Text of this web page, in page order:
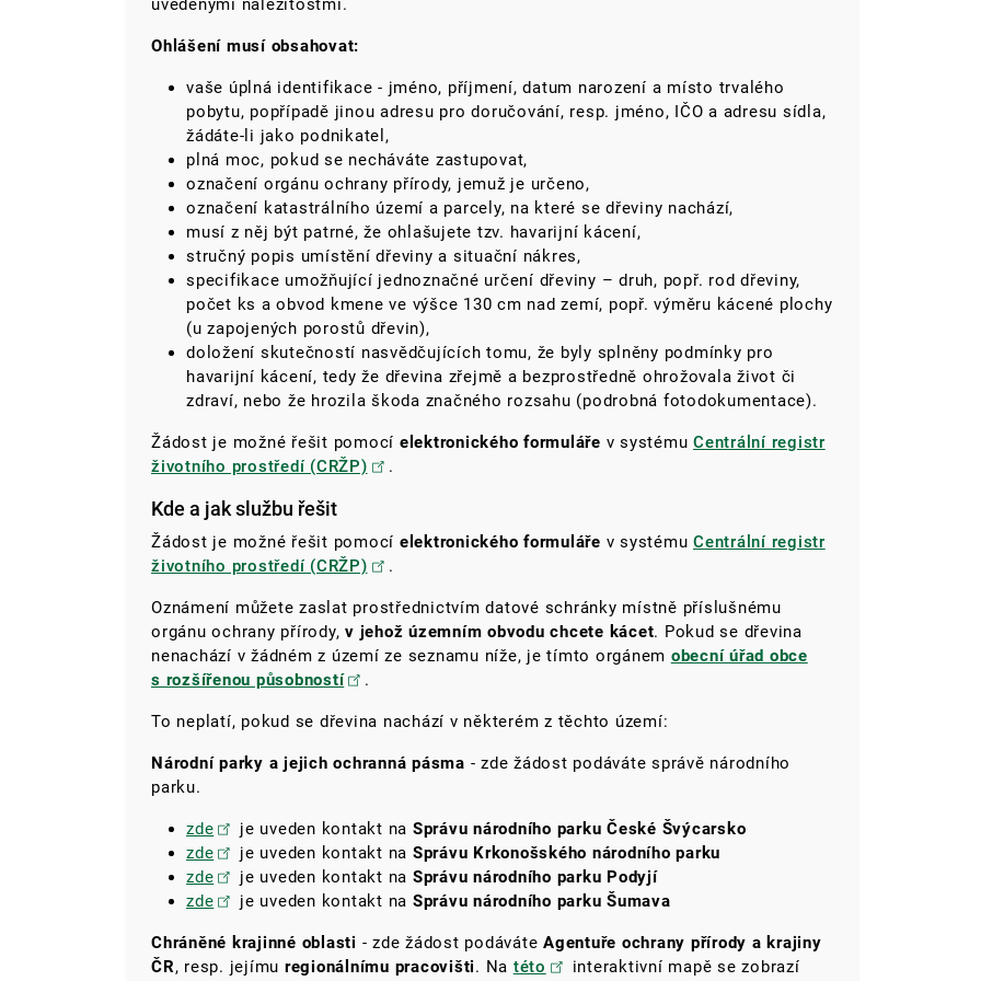
uvedenými náležitostmi.
Ohlášení musí obsahovat:
vaše úplná identifikace - jméno, příjmení, datum narození a místo trvalého
pobytu, popřípadě jinou adresu pro doručování, resp. jméno, IČO a adresu sídla,
žádáte-li jako podnikatel,
plná moc, pokud se necháváte zastupovat,
označení orgánu ochrany přírody, jemuž je určeno,
označení katastrálního území a parcely, na které se dřeviny nachází,
musí z něj být patrné, že ohlašujete tzv. havarijní kácení,
stručný popis umístění dřeviny a situační nákres,
specifikace umožňující jednoznačné určení dřeviny – druh, popř. rod dřeviny,
počet ks a obvod kmene ve výšce 130 cm nad zemí, popř. výměru kácené plochy
(u zapojených porostů dřevin),
doložení skutečností nasvědčujících tomu, že byly splněny podmínky pro
havarijní kácení, tedy že dřevina zřejmě a bezprostředně ohrožovala život či
zdraví, nebo že hrozila škoda značného rozsahu (podrobná fotodokumentace).
Žádost je možné řešit pomocí elektronického formuláře v systému Centrální registr
životního prostředí (CRŽP)
.
Kde a jak službu řešit
Žádost je možné řešit pomocí elektronického formuláře v systému Centrální registr
životního prostředí (CRŽP)
.
Oznámení můžete zaslat prostřednictvím datové schránky místně příslušnému
orgánu ochrany přírody, v jehož územním obvodu chcete kácet. Pokud se dřevina
nenachází v žádném z území ze seznamu níže, je tímto orgánem obecní úřad obce
s rozšířenou působností
.
To neplatí, pokud se dřevina nachází v některém z těchto území:
Národní parky a jejich ochranná pásma - zde žádost podáváte správě národního
parku.
zde je uveden kontakt na Správu národního parku České Švýcarsko
zde
je uveden kontakt na Správu Krkonošského národního parku
zde
je uveden kontakt na Správu národního parku Podyjí
zde
je uveden kontakt na Správu národního parku Šumava
Chráněné krajinné oblasti - zde žádost podáváte Agentuře ochrany přírody a krajiny
ČR, resp. jejímu regionálnímu pracovišti. Na této interaktivní mapě se zobrazí